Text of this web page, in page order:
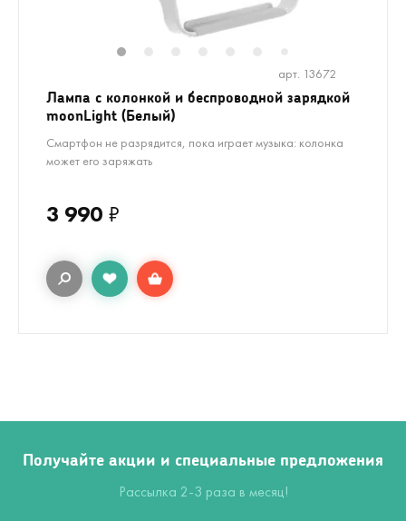
арт. 13672
Лампа с колонкой и беспроводной зарядкой
moonLight (Белый)
Смартфон не разрядится, пока играет музыка: колонка
может его заряжать
3 990 ₽
Получайте акции и специальные предложения
Рассылка 2-3 раза в месяц!